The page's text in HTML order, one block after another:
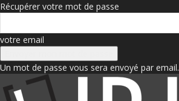
Récupérer votre mot de passe
votre email
Un mot de passe vous sera envoyé par email.